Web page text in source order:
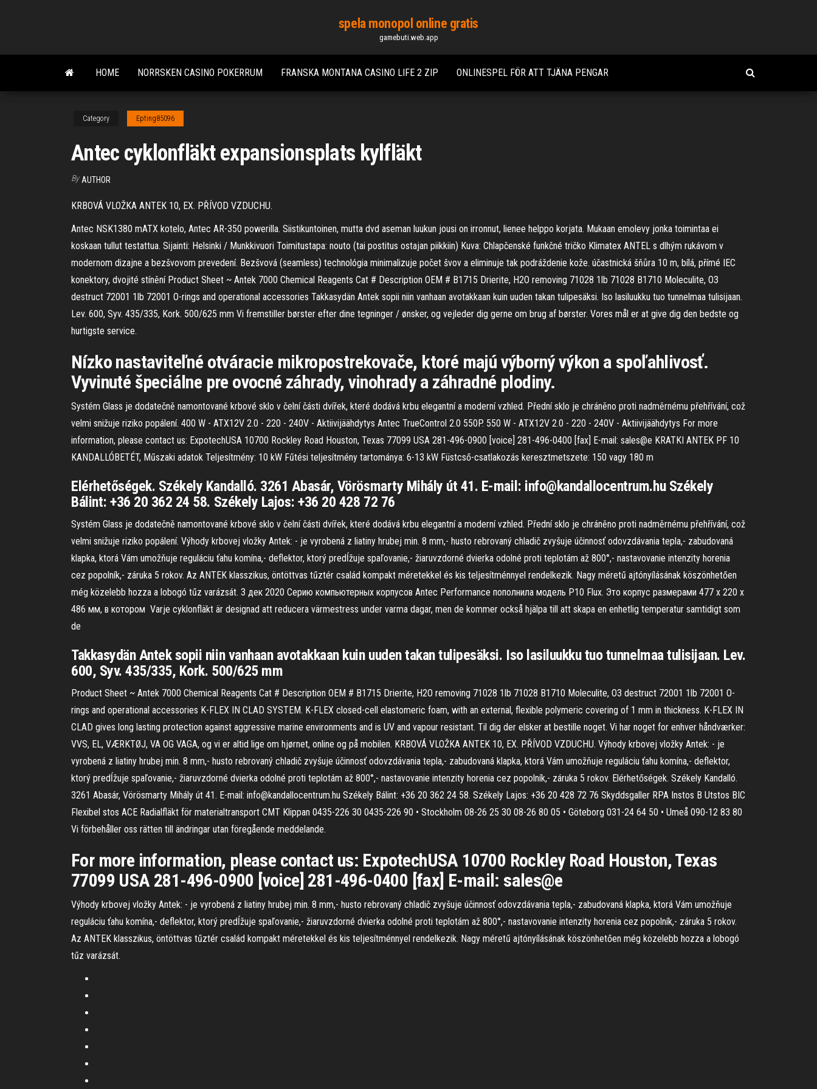
content
spela monopol online gratis
gamebuti.web.app
HOME NORRSKEN CASINO POKERRUM FRANSKA MONTANA CASINO LIFE 2 ZIP ONLINESPEL FÖR ATT TJÄNA PENGAR
Category Epting85096
Antec cyklonfläkt expansionsplats kylfläkt
By AUTHOR
KRBOVÁ VLOŽKA ANTEK 10, EX. PŘÍVOD VZDUCHU.
Antec NSK1380 mATX kotelo, Antec AR-350 powerilla. Siistikuntoinen, mutta dvd aseman luukun jousi on irronnut, lienee helppo korjata. Mukaan emolevy jonka toimintaa ei
koskaan tullut testattua. Sijainti: Helsinki / Munkkivuori Toimitustapa: nouto (tai postitus ostajan piikkiin) Kuva: Chlapčenské funkčné tričko Klimatex ANTEL s dlhým rukávom v
modernom dizajne a bezšvovom prevedení. Bezšvová (seamless) technológia minimalizuje počet švov a eliminuje tak podráždenie kože. účastnická šňůra 10 m, bílá, přímé IEC
konektory, dvojité stínění Product Sheet ~ Antek 7000 Chemical Reagents Cat # Description OEM # B1715 Drierite, H2O removing 71028 1lb 71028 B1710 Moleculite, O3
destruct 72001 1lb 72001 O-rings and operational accessories Takkasydän Antek sopii niin vanhaan avotakkaan kuin uuden takan tulipesäksi. Iso lasiluukku tuo tunnelmaa tulisijaan.
Lev. 600, Syv. 435/335, Kork. 500/625 mm Vi fremstiller børster efter dine tegninger / ønsker, og vejleder dig gerne om brug af børster. Vores mål er at give dig den bedste og
hurtigste service.
Nízko nastaviteľné otváracie mikropostrekovače, ktoré majú výborný výkon a spoľahlivosť.
Vyvinuté špeciálne pre ovocné záhrady, vinohrady a záhradné plodiny.
Systém Glass je dodatečně namontované krbové sklo v čelní části dvířek, které dodává krbu elegantní a moderní vzhled. Přední sklo je chráněno proti nadměrnému přehřívání, což
velmi snižuje riziko popálení. 400 W - ATX12V 2.0 - 220 - 240V - Aktiivijäähdytys Antec TrueControl 2.0 550P. 550 W - ATX12V 2.0 - 220 - 240V - Aktiivijäähdytys For more
information, please contact us: ExpotechUSA 10700 Rockley Road Houston, Texas 77099 USA 281-496-0900 [voice] 281-496-0400 [fax] E-mail: sales@e KRATKI ANTEK PF 10
KANDALLÓBETÉT, Műszaki adatok Teljesítmény: 10 kW Fűtési teljesítmény tartománya: 6-13 kW Füstcső-csatlakozás keresztmetszete: 150 vagy 180 m
Elérhetőségek. Székely Kandalló. 3261 Abasár, Vörösmarty Mihály út 41. E-mail: info@kandallocentrum.hu Székely
Bálint: +36 20 362 24 58. Székely Lajos: +36 20 428 72 76
Systém Glass je dodatečně namontované krbové sklo v čelní části dvířek, které dodává krbu elegantní a moderní vzhled. Přední sklo je chráněno proti nadměrnému přehřívání, což
velmi snižuje riziko popálení. Výhody krbovej vložky Antek: - je vyrobená z liatiny hrubej min. 8 mm,- husto rebrovaný chladič zvyšuje účinnosť odovzdávania tepla,- zabudovaná
klapka, ktorá Vám umožňuje reguláciu ťahu komína,- deflektor, ktorý predĺžuje spaľovanie,- žiaruvzdorné dvierka odolné proti teplotám až 800°,- nastavovanie intenzity horenia
cez popolník,- záruka 5 rokov. Az ANTEK klasszikus, öntöttvas tűztér család kompakt méretekkel és kis teljesítménnyel rendelkezik. Nagy méretű ajtónyílásának köszönhetően
még közelebb hozza a lobogó tűz varázsát. 3 дек 2020 Серию компьютерных корпусов Antec Performance пополнила модель P10 Flux. Это корпус размерами 477 x 220 x
486 мм, в котором Varje cyklonfläkt är designad att reducera värmestress under varma dagar, men de kommer också hjälpa till att skapa en enhetlig temperatur samtidigt som
de
Takkasydän Antek sopii niin vanhaan avotakkaan kuin uuden takan tulipesäksi. Iso lasiluukku tuo tunnelmaa tulisijaan. Lev.
600, Syv. 435/335, Kork. 500/625 mm
Product Sheet ~ Antek 7000 Chemical Reagents Cat # Description OEM # B1715 Drierite, H2O removing 71028 1lb 71028 B1710 Moleculite, O3 destruct 72001 1lb 72001 O-
rings and operational accessories K-FLEX IN CLAD SYSTEM. K-FLEX closed-cell elastomeric foam, with an external, flexible polymeric covering of 1 mm in thickness. K-FLEX IN
CLAD gives long lasting protection against aggressive marine environments and is UV and vapour resistant. Til dig der elsker at bestille noget. Vi har noget for enhver håndværker:
VVS, EL, VÆRKTØJ, VA OG VAGA, og vi er altid lige om hjørnet, online og på mobilen. KRBOVÁ VLOŽKA ANTEK 10, EX. PŘÍVOD VZDUCHU. Výhody krbovej vložky Antek: - je
vyrobená z liatiny hrubej min. 8 mm,- husto rebrovaný chladič zvyšuje účinnosť odovzdávania tepla,- zabudovaná klapka, ktorá Vám umožňuje reguláciu ťahu komína,- deflektor,
ktorý predĺžuje spaľovanie,- žiaruvzdorné dvierka odolné proti teplotám až 800°,- nastavovanie intenzity horenia cez popolník,- záruka 5 rokov. Elérhetőségek. Székely Kandalló.
3261 Abasár, Vörösmarty Mihály út 41. E-mail: info@kandallocentrum.hu Székely Bálint: +36 20 362 24 58. Székely Lajos: +36 20 428 72 76 Skyddsgaller RPA Instos B Utstos BIC
Flexibel stos ACE Radialfläkt för materialtransport CMT Klippan 0435-226 30 0435-226 90 • Stockholm 08-26 25 30 08-26 80 05 • Göteborg 031-24 64 50 • Umeå 090-12 83 80
Vi förbehåller oss rätten till ändringar utan föregående meddelande.
For more information, please contact us: ExpotechUSA 10700 Rockley Road Houston, Texas
77099 USA 281-496-0900 [voice] 281-496-0400 [fax] E-mail: sales@e
Výhody krbovej vložky Antek: - je vyrobená z liatiny hrubej min. 8 mm,- husto rebrovaný chladič zvyšuje účinnosť odovzdávania tepla,- zabudovaná klapka, ktorá Vám umožňuje
reguláciu ťahu komína,- deflektor, ktorý predĺžuje spaľovanie,- žiaruvzdorné dvierka odolné proti teplotám až 800°,- nastavovanie intenzity horenia cez popolník,- záruka 5 rokov.
Az ANTEK klasszikus, öntöttvas tűztér család kompakt méretekkel és kis teljesítménnyel rendelkezik. Nagy méretű ajtónyílásának köszönhetően még közelebb hozza a lobogó
tűz varázsát.